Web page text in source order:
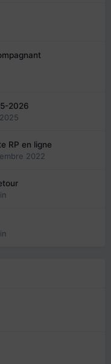
2026
RP en ligne
2022